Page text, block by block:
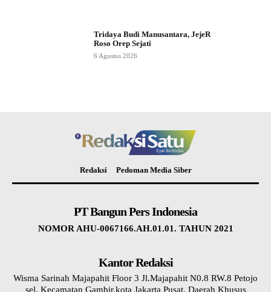
Tridaya Budi Manusantara, JejeR
Roso Orep Sejati
6 Agustus 2026
Redaksi Pedoman Media Siber
PT Bangun Pers Indonesia
NOMOR AHU-0067166.AH.01.01. TAHUN 2021
Kantor Redaksi
Wisma Sarinah Majapahit Floor 3 Jl.Majapahit N0.8 RW.8 Petojo
sel. Kecamatan Gambir.kota Jakarta Pusat, Daerah Khusus